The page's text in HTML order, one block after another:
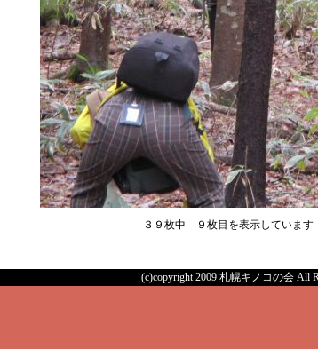
３９枚中 ９枚目を表示しています
(c)copyright 2009 札幌キノコの会 All